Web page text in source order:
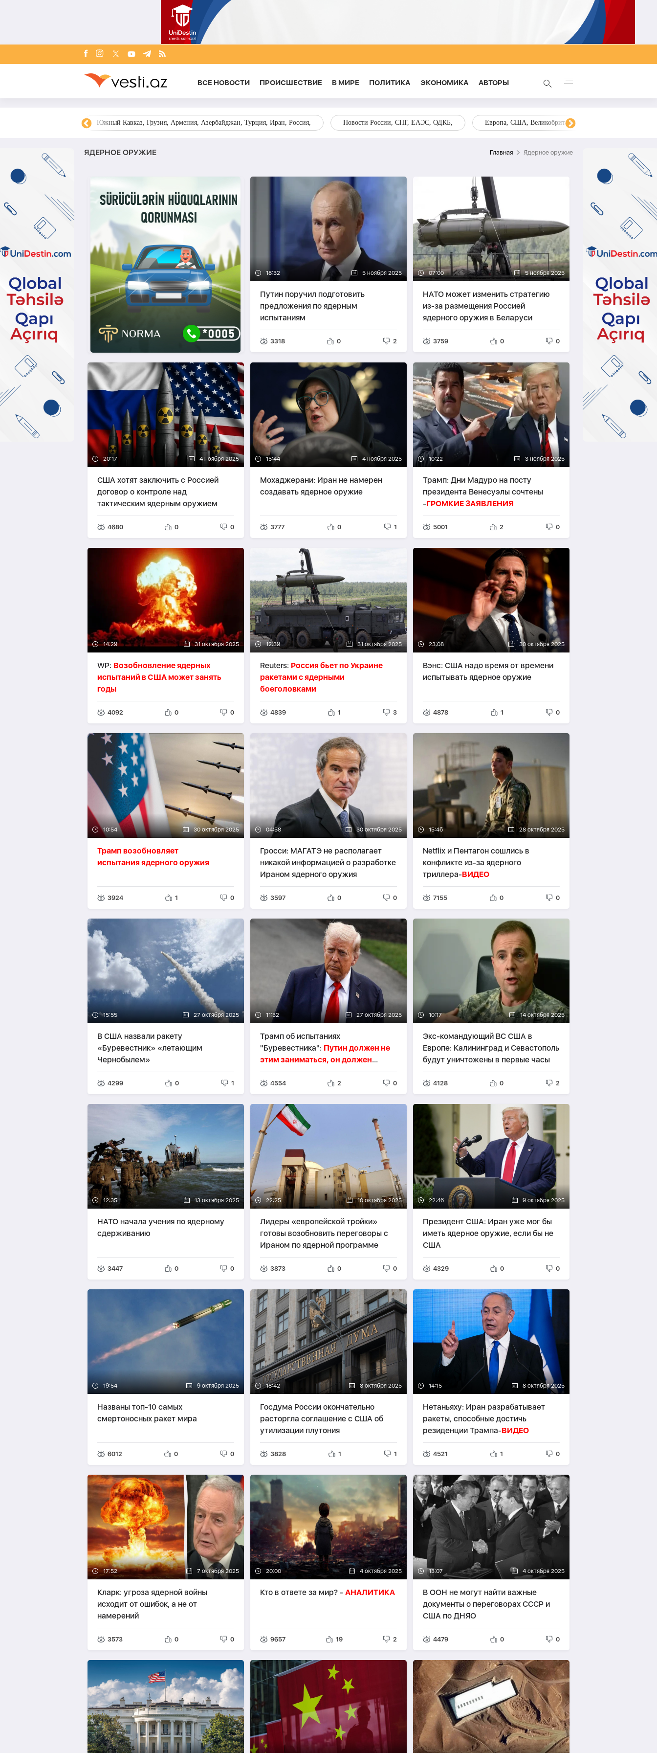
ВСЕ НОВОСТИ ПРОИСШЕСТВИЕ В МИРЕ ПОЛИТИКА ЭКОНОМИКА AВТОРЫ
Южный Кавказ, Грузия, Армения, Азербайджан, Турция, Иран, Россия, Новости России, СНГ, ЕАЭС, ОДКБ, Европа, США, Великобритания, Украина, Запад,
ЯДЕРНОЕ ОРУЖИЕ Главная Ядерное оружие
18:32 5 ноября 2025
Путин поручил подготовить
предложения по ядерным
испытаниям
3318 0 2
07:00 5 ноября 2025
НАТО может изменить стратегию
из-за размещения Россией
ядерного оружия в Беларуси
3759 0 0
20:17 4 ноября 2025
США хотят заключить с Россией
договор о контроле над
тактическим ядерным оружием
4680 0 0
15:44 4 ноября 2025
Мохаджерани: Иран не намерен
создавать ядерное оружие
3777 0 1
10:22 3 ноября 2025
Трамп: Дни Мадуро на посту
президента Венесуэлы сочтены
-ГРОМКИЕ ЗАЯВЛЕНИЯ
5001 2 0
14:29 31 октября 2025
WP: Возобновление ядерных
испытаний в США может занять
годы
4092 0 0
12:39 31 октября 2025
Reuters: Россия бьет по Украине
ракетами с ядерными
боеголовками
4839 1 3
23:08 30 октября 2025
Вэнс: США надо время от времени
испытывать ядерное оружие
4878 1 0
10:54 30 октября 2025
Трамп возобновляет
испытания ядерного оружия
3924 1 0
04:58 30 октября 2025
Гросси: МАГАТЭ не располагает
никакой информацией о разработке
Ираном ядерного оружия
3597 0 0
15:46 28 октября 2025
Netflix и Пентагон сошлись в
конфликте из-за ядерного
триллера-ВИДЕО
7155 0 0
15:55 27 октября 2025
В США назвали ракету
«Буревестник» «летающим
Чернобылем»
4299 0 1
11:32 27 октября 2025
Трамп об испытаниях
"Буревестника": Путин должен не
этим заниматься, он должен
закончить войну
4554 2 0
10:17 14 октября 2025
Экс-командующий ВС США в
Европе: Калининград и Севастополь
будут уничтожены в первые часы
4128 0 2
12:35 13 октября 2025
НАТО начала учения по ядерному
сдерживанию
3447 0 0
22:25 10 октября 2025
Лидеры «европейской тройки»
готовы возобновить переговоры с
Ираном по ядерной программе
3873 0 0
22:46 9 октября 2025
Президент США: Иран уже мог бы
иметь ядерное оружие, если бы не
США
4329 0 0
19:54 9 октября 2025
Названы топ-10 самых
смертоносных ракет мира
6012 0 0
18:42 8 октября 2025
Госдума России окончательно
расторгла соглашение с США об
утилизации плутония
3828 1 1
14:15 8 октября 2025
Нетаньяху: Иран разрабатывает
ракеты, способные достичь
резиденции Трампа-ВИДЕО
4521 1 0
17:52 7 октября 2025
Кларк: угроза ядерной войны
исходит от ошибок, а не от
намерений
3573 0 0
20:00 4 октября 2025
Кто в ответе за мир? - АНАЛИТИКА
9657 19 2
13:07 4 октября 2025
В ООН не могут найти важные
документы о переговорах СССР и
США по ДНЯО
4479 0 0